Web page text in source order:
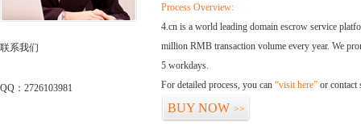
联系我们
QQ：2726103981
Process Overview:
4.cn is a world leading domain escrow service
million RMB transaction volume every year. We
5 workdays.
For detailed process, you can “visit here” or contact
BUY NOW >>